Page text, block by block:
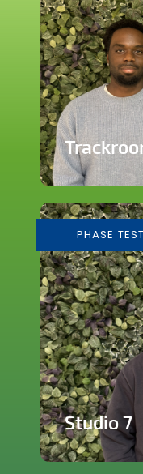
immersive
En savoir plus
PHASE TEST
Studio 7